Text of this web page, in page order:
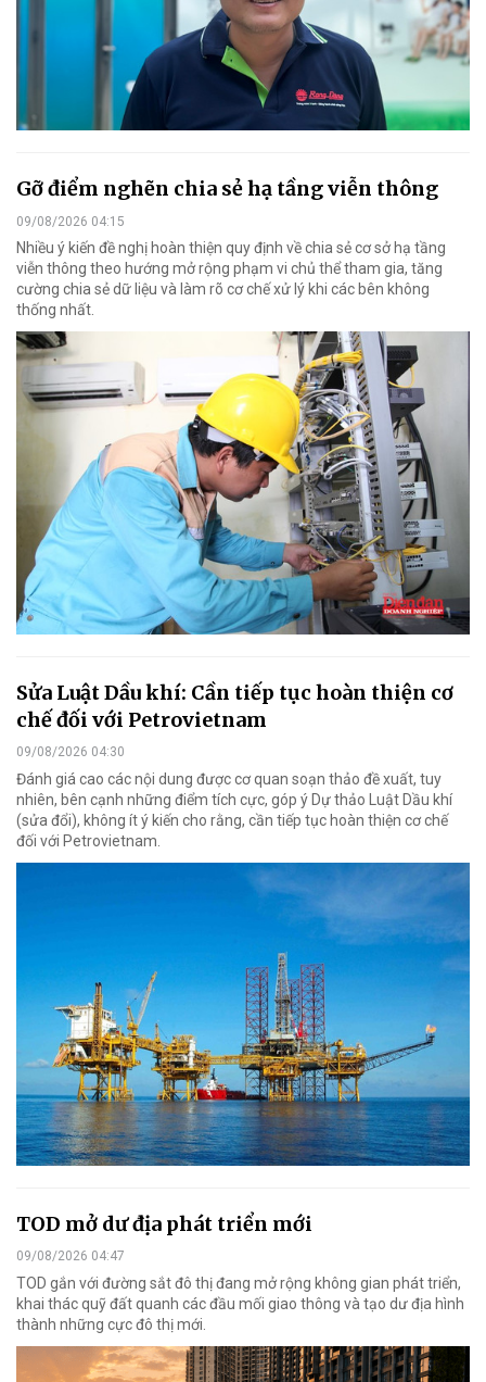
Gỡ điểm nghẽn chia sẻ hạ tầng viễn thông
09/08/2026 04:15
Nhiều ý kiến đề nghị hoàn thiện quy định về chia sẻ cơ sở hạ tầng
viễn thông theo hướng mở rộng phạm vi chủ thể tham gia, tăng
cường chia sẻ dữ liệu và làm rõ cơ chế xử lý khi các bên không
thống nhất.
Sửa Luật Dầu khí: Cần tiếp tục hoàn thiện cơ
chế đối với Petrovietnam
09/08/2026 04:30
Đánh giá cao các nội dung được cơ quan soạn thảo đề xuất, tuy
nhiên, bên cạnh những điểm tích cực, góp ý Dự thảo Luật Dầu khí
(sửa đổi), không ít ý kiến cho rằng, cần tiếp tục hoàn thiện cơ chế
đối với Petrovietnam.
TOD mở dư địa phát triển mới
09/08/2026 04:47
TOD gắn với đường sắt đô thị đang mở rộng không gian phát triển,
khai thác quỹ đất quanh các đầu mối giao thông và tạo dư địa hình
thành những cực đô thị mới.